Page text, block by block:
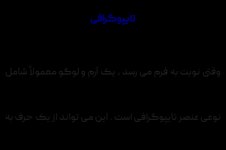
تایپوگرافی
وقتی نوبت به فرم می رسد ، یک آرم و لوگو معمولاً شامل
نوعی عنصر تایپوگرافی است . این می تواند از یک حرف به